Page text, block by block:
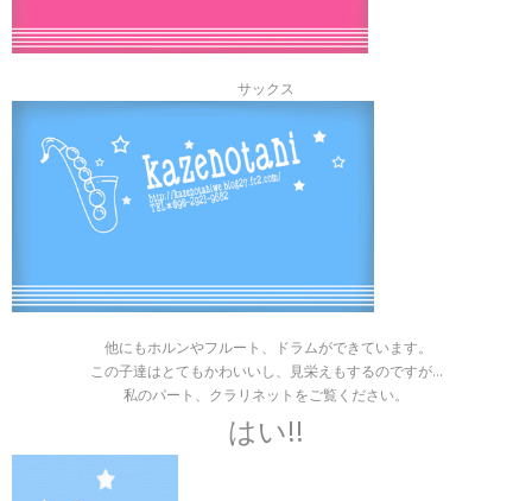
サックス
他にもホルンやフルート、ドラムができています。
この子達はとてもかわいいし、見栄えもするのですが…
私のパート、クラリネットをご覧ください。
はい!!